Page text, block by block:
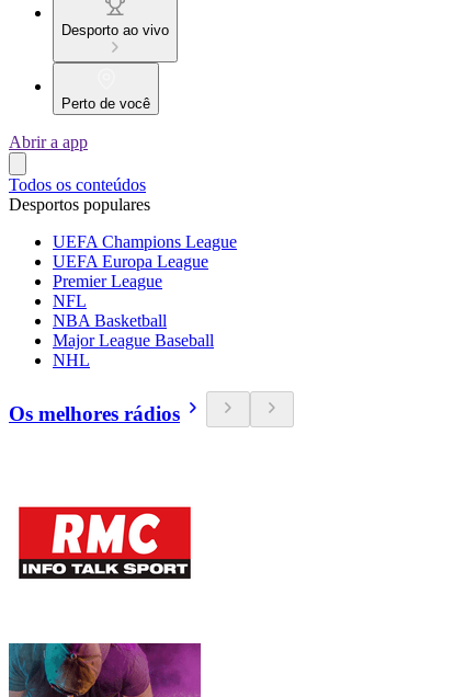
Desporto ao vivo
Perto de você
Abrir a app
Todos os conteúdos
Desportos populares
UEFA Champions League
UEFA Europa League
Premier League
NFL
NBA Basketball
Major League Baseball
NHL
Os melhores rádios